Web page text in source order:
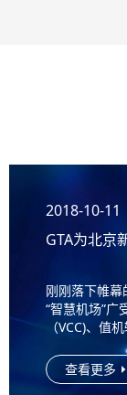
2018-10-11
GTA为北京
刚刚落下帷
“智慧机场”广
（VCC)、值
场提供行李
查看更多 